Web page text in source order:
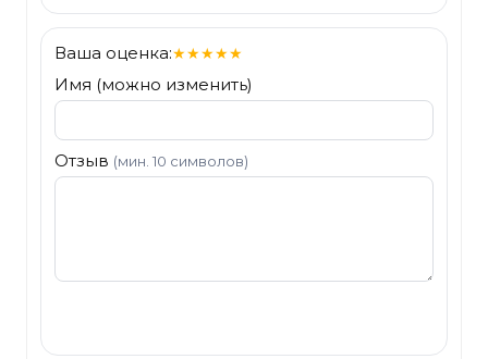
Ваша оценка:★★★★★
Имя (можно изменить)
Отзыв (мин. 10 символов)